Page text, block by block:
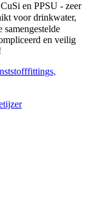
en PPSU - zeer
voor drinkwater,
en veilig